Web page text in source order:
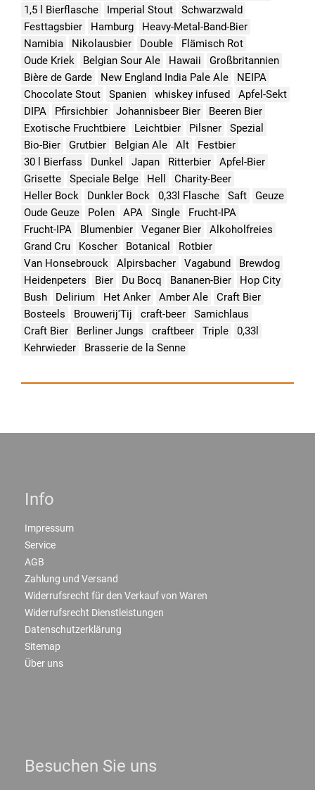
1,5 l Bierflasche
Imperial Stout
Schwarzwald
Festtagsbier
Hamburg
Heavy-Metal-Band-Bier
Namibia
Nikolausbier Double
Flämisch Rot
Oude Kriek
Belgian Sour Ale Hawaii
Großbritannien
Bière de Garde
New England India Pale Ale
NEIPA
Chocolate Stout
Spanien whiskey infused
Apfel-Sekt
DIPA
Pfirsichbier Johannisbeer Bier
Beeren Bier
Exotische Fruchtbiere
Leichtbier Pilsner
Spezial
Bio-Bier
Grutbier Belgian Ale Alt
Festbier
30 l Bierfass
Dunkel Japan Ritterbier
Apfel-Bier
Grisette
Speciale Belge Hell
Charity-Beer
Heller Bock
Dunkler Bock 0,33l Flasche Saft
Geuze
Oude Geuze
Polen APA Single
Frucht-IPA
Frucht-IPA
Blumenbier Veganer Bier
Alkoholfreies
Grand Cru
Koscher Botanical
Rotbier
Van Honsebrouck
Alpirsbacher Vagabund
Brewdog
Heidenpeters
Bier Du Bocq Bananen-Bier
Hop City
Bush
Delirium Het Anker Amber Ale
Craft Bier
Bosteels
Brouwerij'Tij craft-beer
Samichlaus
Craft Bier
Berliner Jungs craftbeer Triple
0,33l
Kehrwieder
Brasserie de la Senne
Info
Impressum
Service
AGB
Zahlung und Versand
Widerrufsrecht für den Verkauf von Waren
Widerrufsrecht Dienstleistungen
Datenschutzerklärung
Sitemap
Über uns
Besuchen Sie uns